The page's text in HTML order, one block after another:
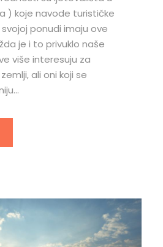
) koje navode turističke
ponudi imaju ove
je i to privuklo naše
više interesuju za
ali oni koji se